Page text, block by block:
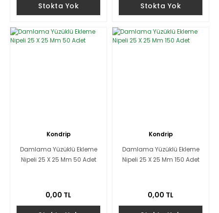
Stokta Yok Stokta Yok
Kondrip
Damlama Yüzüklü Ekleme
Nipeli 25 X 25 Mm 50 Adet
0,00 TL
Kondrip
Damlama Yüzüklü Ekleme
Nipeli 25 X 25 Mm 150 Adet
0,00 TL